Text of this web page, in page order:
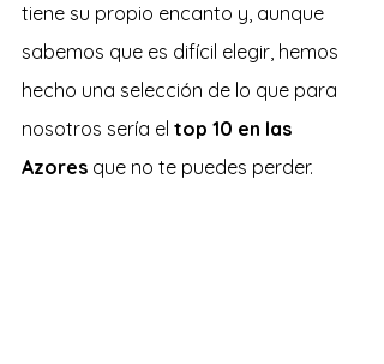
tiene su propio encanto y, aunque
sabemos que es difícil elegir, hemos
hecho una selección de lo que para
nosotros sería el top 10 en las
Azores que no te puedes perder.